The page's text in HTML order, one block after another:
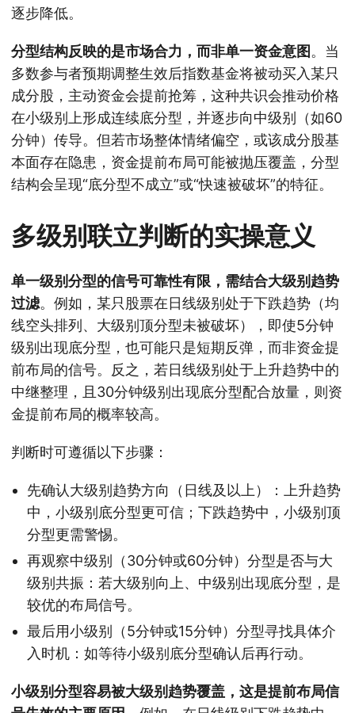
逐步降低。
分型结构反映的是市场合力，而非单一资金意图。当
多数参与者预期调整生效后指数基金将被动买入某只
成分股，主动资金会提前抢筹，这种共识会推动价格
在小级别上形成连续底分型，并逐步向中级别（如60
分钟）传导。但若市场整体情绪偏空，或该成分股基
本面存在隐患，资金提前布局可能被抛压覆盖，分型
结构会呈现“底分型不成立”或“快速被破坏”的特征。
多级别联立判断的实操意义
单一级别分型的信号可靠性有限，需结合大级别趋势
过滤。例如，某只股票在日线级别处于下跌趋势（均
线空头排列、大级别顶分型未被破坏），即使5分钟
级别出现底分型，也可能只是短期反弹，而非资金提
前布局的信号。反之，若日线级别处于上升趋势中的
中继整理，且30分钟级别出现底分型配合放量，则资
金提前布局的概率较高。
判断时可遵循以下步骤：
先确认大级别趋势方向（日线及以上）：上升趋势
中，小级别底分型更可信；下跌趋势中，小级别顶
分型更需警惕。
再观察中级别（30分钟或60分钟）分型是否与大
级别共振：若大级别向上、中级别出现底分型，是
较优的布局信号。
最后用小级别（5分钟或15分钟）分型寻找具体介
入时机：如等待小级别底分型确认后再行动。
小级别分型容易被大级别趋势覆盖，这是提前布局信